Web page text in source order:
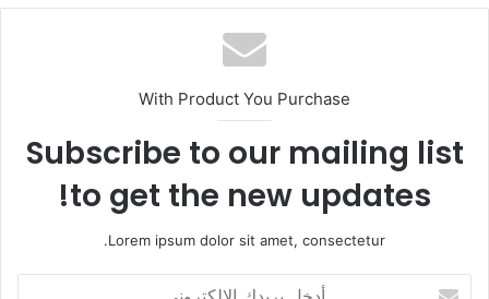
With Product You Purchase
Subscribe to our mailing list
to get the new updates!
Lorem ipsum dolor sit amet, consectetur.